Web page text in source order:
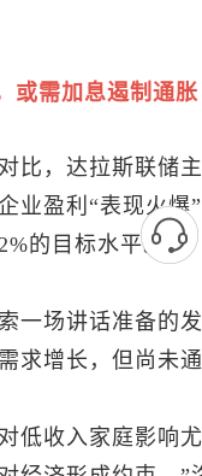
或需加息遏制通胀
比，达拉斯联储
业盈利“表现火
的目标水平。
一场讲话准备的
求增长，但尚未
低收入家庭影响